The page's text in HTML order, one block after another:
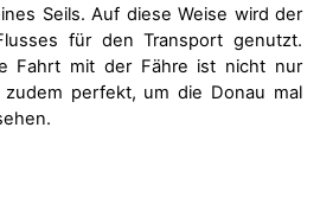
Seils. Auf diese Weise wird der
für den Transport genutzt.
Fahrt mit der Fähre ist nicht nur
perfekt, um die Donau mal